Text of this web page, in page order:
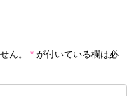
ん。 * が付いている欄は必